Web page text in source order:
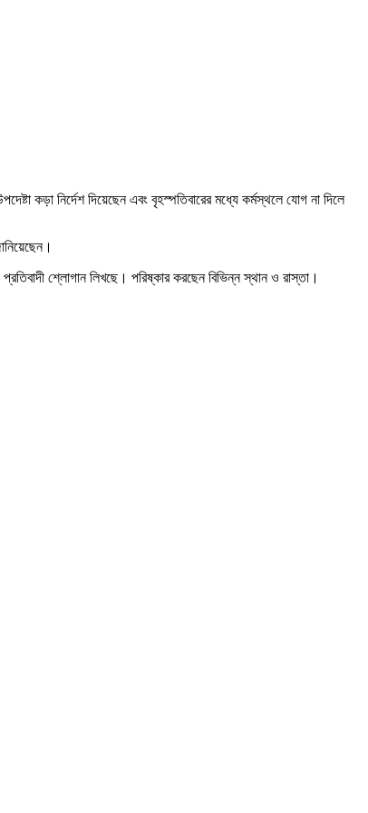
কড়া নির্দেশ দিয়েছেন এবং বৃহস্পতিবারের মধ্যে কর্মস্থলে যোগ না দিলে
প্রতিবাদী শ্লোগান লিখছে। পরিষ্কার করছেন বিভিন্ন স্থান ও রাস্তা।